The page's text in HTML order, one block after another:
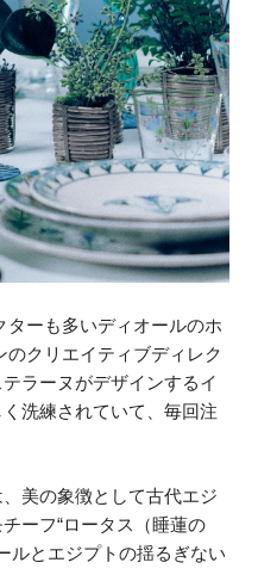
ターも多いディオールのホ
クリエイティブディレク
ラーヌがデザインするイ
洗練されていて、毎回注
美の象徴として古代エジ
ーフ“ロータス（睡蓮の
ルとエジプトの揺るぎない